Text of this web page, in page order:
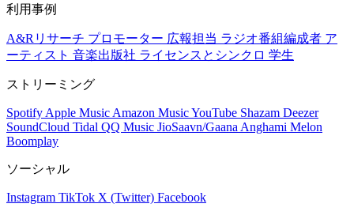
利用事例
A&Rリサーチ プロモーター 広報担当 ラジオ番組編成者 ア
ーティスト 音楽出版社 ライセンスとシンクロ 学生
ストリーミング
Spotify Apple Music Amazon MusicYouTube Shazam Deezer
SoundCloud Tidal QQ Music JioSaavn/Gaana Anghami Melon
Boomplay
ソーシャル
Instagram TikTok X (Twitter) Facebook